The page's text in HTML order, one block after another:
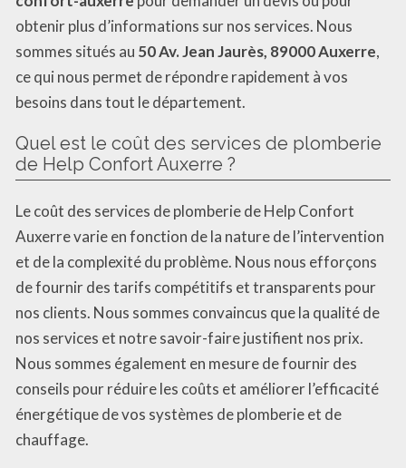
obtenir plus d’informations sur nos services. Nous
sommes situés au 50 Av. Jean Jaurès, 89000 Auxerre,
ce qui nous permet de répondre rapidement à vos
besoins dans tout le département.
Quel est le coût des services de plomberie
de Help Confort Auxerre ?
Le coût des services de plomberie de Help Confort
Auxerre varie en fonction de la nature de l’intervention
et de la complexité du problème. Nous nous efforçons
de fournir des tarifs compétitifs et transparents pour
nos clients. Nous sommes convaincus que la qualité de
nos services et notre savoir-faire justifient nos prix.
Nous sommes également en mesure de fournir des
conseils pour réduire les coûts et améliorer l’efficacité
énergétique de vos systèmes de plomberie et de
chauffage.